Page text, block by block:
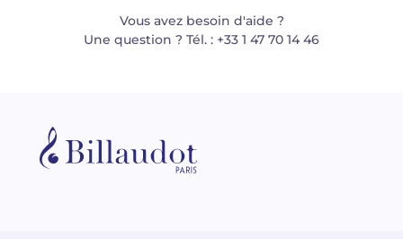
Vous avez besoin d'aide ?
Une question ? Tél. : +33 1 47 70 14 46